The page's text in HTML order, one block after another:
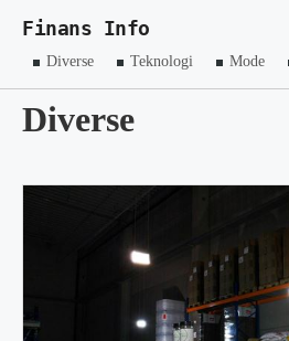
Finans Info
Diverse Teknologi Mode
Diverse